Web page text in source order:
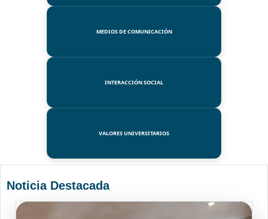
MEDIOS DE COMUNICACIÓN
INTERACCIÓN SOCIAL
VALORES UNIVERSITARIOS
Noticia Destacada